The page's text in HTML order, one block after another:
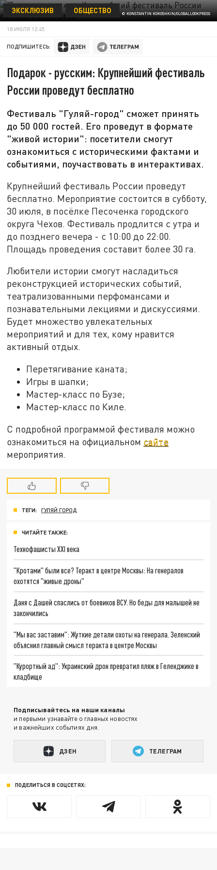
© KONSTANTIN KOKOSHKIN/GLOBALLOOKPRESS
ЭКСКЛЮЗИВ ОБЩЕСТВО
18 ИЮЛЯ 12:45
ПОДПИШИТЕСЬ:
Подарок - русским: Крупнейший фестиваль
России проведут бесплатно
Фестиваль "Гуляй-город" сможет принять
до 50 000 гостей. Его проведут в формате
"живой истории": посетители смогут
ознакомиться с историческими фактами и
событиями, поучаствовать в интерактивах.
Крупнейший фестиваль России проведут
бесплатно. Мероприятие состоится в субботу,
30 июля, в посёлке Песоченка городского
округа Чехов. Фестиваль продлится с утра и
до позднего вечера - с 10:00 до 22:00.
Площадь проведения составит более 30 га.
Любители истории смогут насладиться
реконструкцией исторических событий,
театрализованными перфомансами и
познавательными лекциями и дискуссиями.
Будет множество увлекательных
мероприятий и для тех, кому нравится
активный отдых.
Перетягивание каната;
Игры в шапки;
Мастер-класс по Бузе;
Мастер-класс по Киле.
С подробной программой фестиваля можно
ознакомиться на официальном сайте
мероприятия.
ТЕГИ: ГУЛЯЙ ГОРОД
ЧИТАЙТЕ ТАКЖЕ:
Технофашисты XXI века
"Кротами" были все? Теракт в центре Москвы: На генералов
охотятся "живые дроны"
Даня с Дашей спаслись от боевиков ВСУ. Но беды для малышей не
закончились
"Мы вас заставим": Жуткие детали охоты на генерала. Зеленский
объяснил главный смысл теракта в центре Москвы
"Курортный ад": Украинский дрон превратил пляж в Геленджике в
кладбище
Подписывайтесь на наши каналы
и первыми узнавайте о главных новостях
и важнейших событиях дня.
ДЗЕН ТЕЛЕГРАМ
ПОДЕЛИТЬСЯ В СОЦСЕТЯХ: